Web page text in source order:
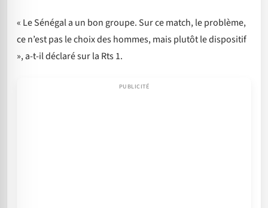
« Le Sénégal a un bon groupe. Sur ce match, le problème,
ce n’est pas le choix des hommes, mais plutôt le dispositif
», a-t-il déclaré sur la Rts 1.